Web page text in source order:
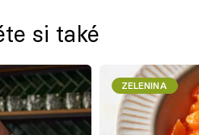
si také
ZELENINA